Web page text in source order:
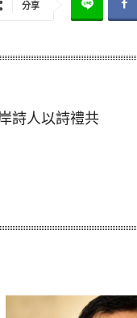
分享
詩人以詩禮共